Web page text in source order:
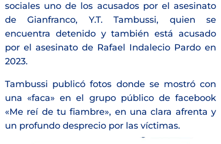
sociales uno de los acusados por el asesinato
de Gianfranco, Y.T. Tambussi, quien se
encuentra detenido y también está acusado
por el asesinato de Rafael Indalecio Pardo en
2023.
Tambussi publicó fotos donde se mostró con
una «faca» en el grupo público de facebook
«Me reí de tu fiambre», en una clara afrenta y
un profundo desprecio por las víctimas.